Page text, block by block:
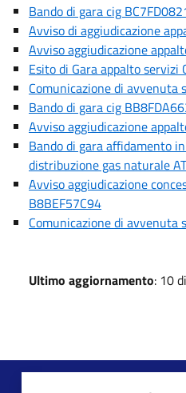
Bando di gara cig
Avviso di aggiudicazione
Avviso aggiudicazione
Esito di Gara appalto servizi
Comunicazione di
Bando di gara cig
Avviso aggiudicazione
Bando di gara affidamento
distribuzione gas naturale
Avviso aggiudicazione
B8BEF57C94
Comunicazione di avvenuta
Ultimo aggiornamento: 10